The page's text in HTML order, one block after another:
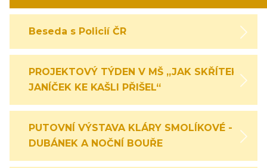
Beseda s Policií ČR
PROJEKTOVÝ TÝDEN V MŠ „JAK SKŘÍTEK
JANÍČEK KE KAŠLI PŘIŠEL“
PUTOVNÍ VÝSTAVA KLÁRY SMOLÍKOVÉ -
DUBÁNEK A NOČNÍ BOUŘE